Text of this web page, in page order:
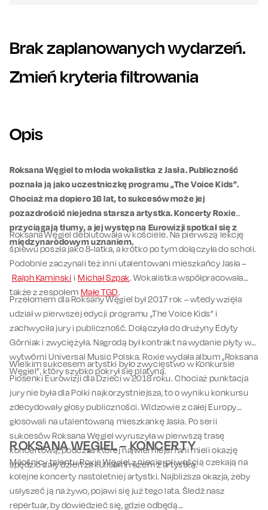
Brak zaplanowanych wydarzeń.
Zmień kryteria filtrowania
Opis
Roksana Węgiel to młoda wokalistka z Jasła. Publiczność
poznała ją jako uczestniczkę programu „The Voice Kids”.
Chociaż ma dopiero 16 lat, to sukcesów może jej
pozazdrościć niejedna starsza artystka. Koncerty Roxie
przyciągają tłumy, a jej występ na Eurowizji spotkał się z
międzynarodowym uznaniem.
Roksana Węgiel debiutowała w kościele. Na pierwszą lekcję
śpiewu poszła jako 8-latka, a krótko po tym dołączyła do scholi.
Podobnie zaczynali też inni utalentowani mieszkańcy Jasła –
Ralph Kaminski iMichał Szpak. Wokalistka współpracowała
także z zespołem Małe TGD.
Przełomem dla Roksany Węgiel był 2017 rok – wtedy wzięła
udział w pierwszej edycji programu „The Voice Kids” i
zachwyciła jury i publiczność. Dołączyła do drużyny Edyty
Górniak i zwyciężyła. Nagrodą był kontrakt na wydanie płyty w
wytwórni Universal Music Polska. Roxie wydała album „Roksana
Węgiel”, który szybko pokrył się platyną.
Wielkim sukcesem artystki było zwycięstwo w Konkursie
Piosenki Eurowizji dla Dzieci w 2018 roku. Chociaż punktacja
jury nie była dla Polki najkorzystniejsza, to o wyniku konkursu
zdecydowały głosy publiczności. Widzowie z całej Europy
głosowali na utalentowaną mieszkankę Jasła. Po serii
sukcesów Roksana Węgiel wyruszyła w pierwszą trasę
koncertową, podczas której najwierniejsi fani mieli okazję
spędzić cały dzień za kulisami razem z artystką.
ROKSANA WĘGIEL – KONCERTY
Miłośnicy talentu Roxie Węgiel z niecierpliwością czekają na
kolejne koncerty nastoletniej artystki. Najbliższa okazja, żeby
usłyszeć ją na żywo, pojawi się już tego lata. Śledź nasz
repertuar, by dowiedzieć się, gdzie odbędą